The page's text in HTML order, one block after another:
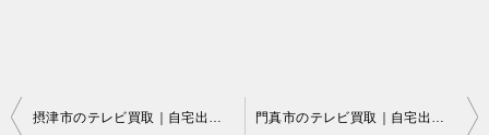
投
摂津市のテレビ買取｜自宅出張でラクラク即現金 門真市のテレビ買取｜自宅出張でラクラク即現金